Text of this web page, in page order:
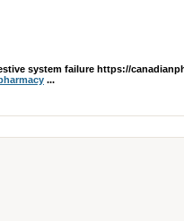
system failure https://
...